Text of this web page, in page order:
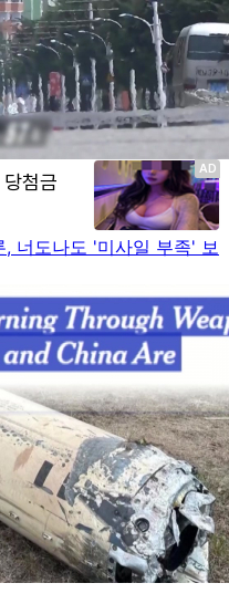
너도나도 '미사일 부족' 보